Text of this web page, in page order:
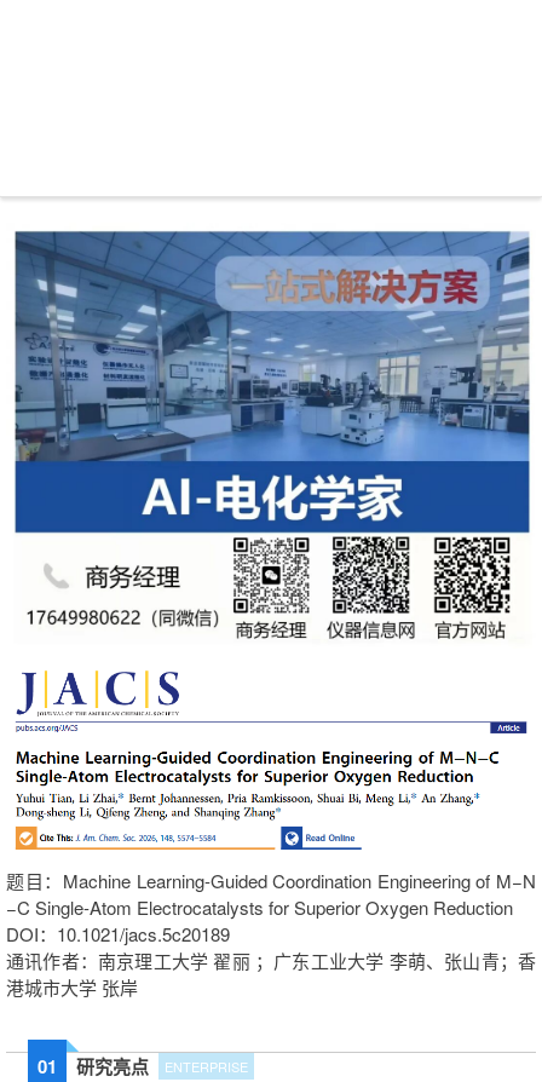
题目：Machine Learning-Guided Coordination Engineering of M−N
−C Single-Atom Electrocatalysts for Superior Oxygen Reduction
DOI：10.1021/jacs.5c20189
通讯作者：南京理工大学 翟丽 ；广东工业大学 李萌、张山青；香
港城市大学 张岸
01 研究亮点 ENTERPRISE